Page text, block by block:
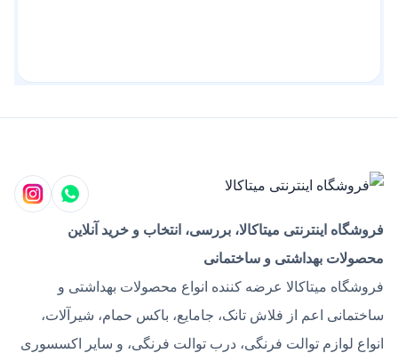
فروشگاه اینترنتی میتاکالا، بررسی، انتخاب و خرید آنلاین
محصولات بهداشتی و ساختمانی
فروشگاه میتاکالا عرضه کننده انواع محصولات بهداشتی و
ساختمانی اعم از فلاش تانک، جامایع، باکس حمام، شیرآلات،
انواع لوازم توالت فرنگی، درب توالت فرنگی، و سایر اکسسوری